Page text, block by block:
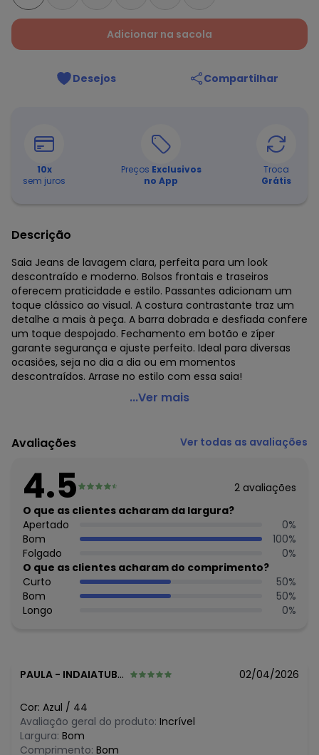
Adicionar na sacola
Desejos Compartilhar
10x
sem juros
Preços Exclusivos
no App
Troca
Grátis
Descrição
Saia Jeans de lavagem clara, perfeita para um look
descontraído e moderno. Bolsos frontais e traseiros
oferecem praticidade e estilo. Passantes adicionam um
toque clássico ao visual. A costura contrastante traz um
detalhe a mais à peça. A barra dobrada e desfiada confere
um toque despojado. Fechamento em botão e zíper
garante segurança e ajuste perfeito. Ideal para diversas
ocasiões, seja no dia a dia ou em momentos
descontraídos. Arrase no estilo com essa saia!
Animale Jeans - Saia Curta Jeans BoxAzul
Modelagem: Justa
Comprimento: Curto
Fechamento: Botão e zíper
Tecido: Jeans
Composição: 100% algodão
Histórico de preços
O preço apresentado abaixo é o menor oferecido em
algum dia do mês, para o menor tamanho disponível.
agosto/2026
N/D*
julho/2026 N/D*
junho/2026 N/D*
fevereiro/2026 N/D*
...Ver mais
Avaliações Ver todas as avaliações
4.5 2 avaliações
O que as clientes acharam da largura?
Apertado
0%
Bom
100%
Folgado
0%
O que as clientes acharam do comprimento?
Curto
50%
Bom
50%
Longo
0%
PAULA - INDAIATUBA - SP 02/04/2026
Cor: Azul / 44
Avaliação geral do produto: Incrível
Largura: Bom
Comprimento: Bom